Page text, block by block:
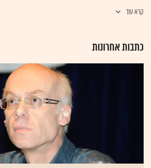
קרא עוד
כתבות אחרונות